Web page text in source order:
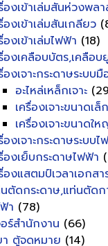
องเข้าเล่มสันห่วงพล
องเข้าเล่มสันเกลียว
องเข้าเล่มไฟฟ้า (18)
องเคลือบบัตร,เคลือบ
องเจาะกระดาษระบบ
อะไหล่เหล็กเจาะ
เครื่องเจาะขนาดเล็ก
เครื่องเจาะขนาดใ
องเจาะกระดาษระบบไ
องเย็บกระดาษไฟฟ้า
องแสตมป์เวลาเอกส
ตัดกระดาษ,แท่นตัด
า (78)
ร์สำนักงาน (66)
ตู้จดหมาย (14)